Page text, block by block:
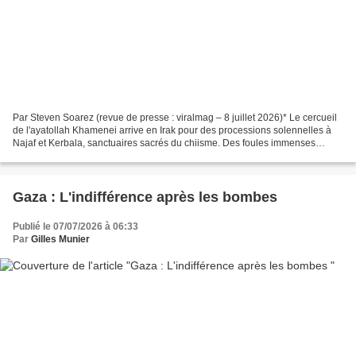
Par Steven Soarez (revue de presse : viralmag – 8 juillet 2026)* Le cercueil
de l'ayatollah Khamenei arrive en Irak pour des processions solennelles à
Najaf et Kerbala, sanctuaires sacrés du chiisme. Des foules immenses
Gaza : L'indifférence après les bombes
Publié le 07/07/2026 à 06:33
Par Gilles Munier